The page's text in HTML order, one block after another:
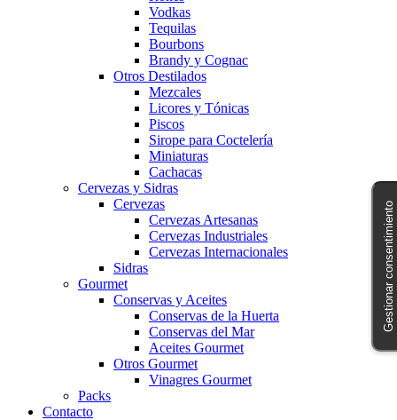
Vodkas
Tequilas
Bourbons
Brandy y Cognac
Otros Destilados
Mezcales
Licores y Tónicas
Piscos
Sirope para Coctelería
Miniaturas
Cachacas
Cervezas y Sidras
Cervezas
Cervezas Artesanas
Cervezas Industriales
Cervezas Internacionales
Sidras
Gourmet
Conservas y Aceites
Conservas de la Huerta
Conservas del Mar
Aceites Gourmet
Otros Gourmet
Vinagres Gourmet
Packs
Contacto
Gestionar consentimiento